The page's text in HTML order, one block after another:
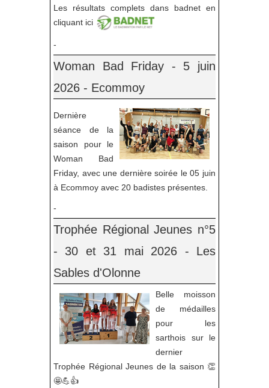
Les résultats complets dans badnet en
cliquant ici
-
Woman Bad Friday - 5 juin
2026 - Ecommoy
Dernière
séance de la
saison pour le
Woman Bad
Friday, avec une dernière soirée le 05 juin
à Ecommoy avec 20 badistes présentes.
-
Trophée Régional Jeunes n°5
- 30 et 31 mai 2026 - Les
Sables d'Olonne
Belle moisson
de médailles
pour les
sarthois sur le
dernier
Trophée Régional Jeunes de la saison 👏
🤩💪👍